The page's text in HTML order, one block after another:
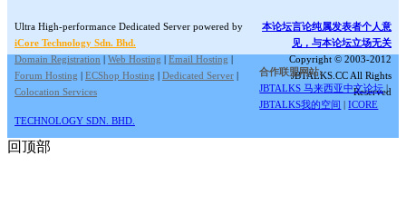
Ultra High-performance Dedicated Server powered by
iCore Technology Sdn. Bhd.
Domain Registration | Web Hosting | Email Hosting |
Forum Hosting | ECShop Hosting | Dedicated Server |
Colocation Services
本论坛言论纯属发表者个人意
见，与本论坛立场无关
Copyright © 2003-2012
JBTALKS.CC All Rights
Reserved
合作联盟网站:
JBTALKS 马来西亚中文论坛 |
JBTALKS我的空间 |ICORE
TECHNOLOGY SDN. BHD.
回顶部